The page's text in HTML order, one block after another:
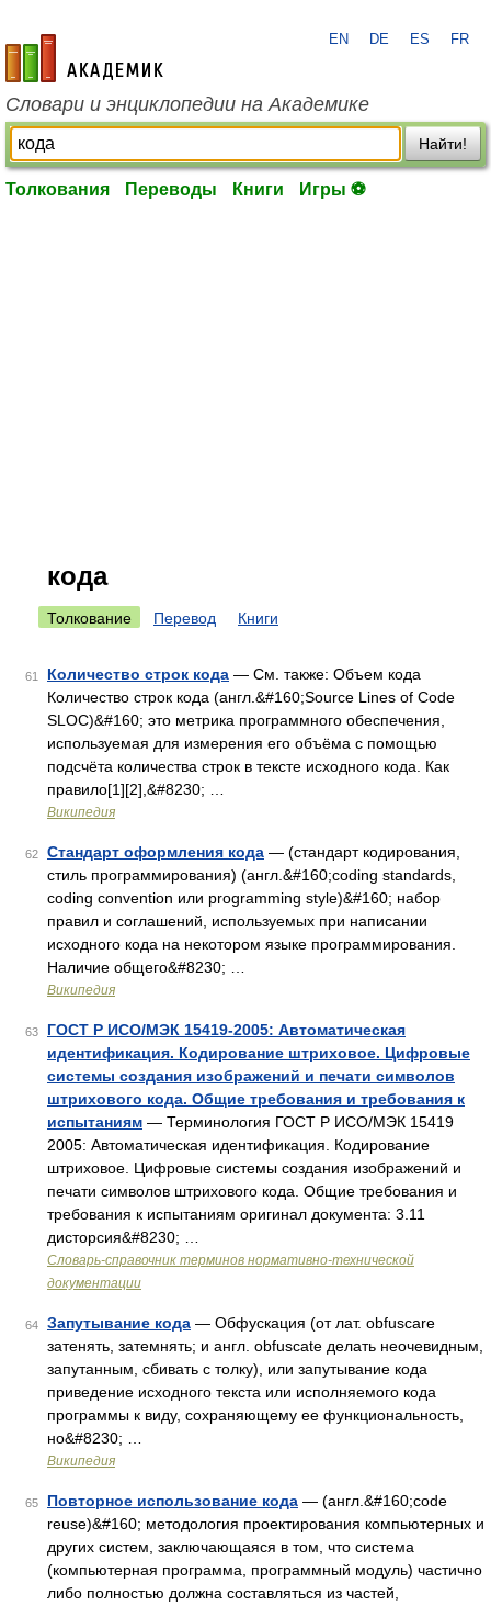
academic.ru
EN DE ES FR
Словари и энциклопедии на Академике
Найти!
Толкования Переводы Книги Игры ⚽
кода
Толкование Перевод Книги
61 Количество строк кода — См. также: Объем кода
Количество строк кода (англ.&#160;Source Lines of Code
SLOC)&#160; это метрика программного обеспечения,
используемая для измерения его объёма с помощью
подсчёта количества строк в тексте исходного кода. Как
правило[1][2],&#8230; …
Википедия
62 Стандарт оформления кода — (стандарт кодирования,
стиль программирования) (англ.&#160;coding standards,
coding convention или programming style)&#160; набор
правил и соглашений, используемых при написании
исходного кода на некотором языке программирования.
Наличие общего&#8230; …
Википедия
63
ГОСТ Р ИСО/МЭК 15419-2005: Автоматическая
идентификация. Кодирование штриховое. Цифровые
системы создания изображений и печати символов
штрихового кода. Общие требования и требования к
испытаниям — Терминология ГОСТ Р ИСО/МЭК 15419
2005: Автоматическая идентификация. Кодирование
штриховое. Цифровые системы создания изображений и
печати символов штрихового кода. Общие требования и
требования к испытаниям оригинал документа: 3.11
дисторсия&#8230; …
Словарь-справочник терминов нормативно-технической
документации
64 Запутывание кода — Обфускация (от лат. obfuscare
затенять, затемнять; и англ. obfuscate делать неочевидным,
запутанным, сбивать с толку), или запутывание кода
приведение исходного текста или исполняемого кода
программы к виду, сохраняющему ее функциональность,
но&#8230; …
Википедия
65 Повторное использование кода — (англ.&#160;code
reuse)&#160; методология проектирования компьютерных и
других систем, заключающаяся в том, что система
(компьютерная программа, программный модуль) частично
либо полностью должна составляться из частей,